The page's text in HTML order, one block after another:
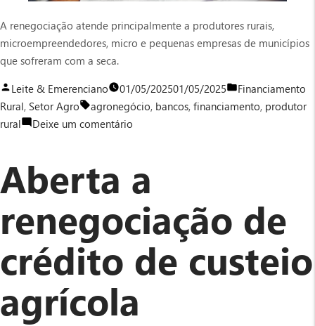
A renegociação atende principalmente a produtores rurais,
microempreendedores, micro e pequenas empresas de municípios
que sofreram com a seca.
Publicado
por
Leite & Emerenciano 01/05/202501/05/2025
Publicado
em
Financiamento
Rural, Setor Agro Tags:
agronegócio, bancos, financiamento, produtor
rural
Deixe um comentário
renegociação
de
dívidas
com
fundos
constitucionais
Aberta a
renegociação de
crédito de custeio
agrícola